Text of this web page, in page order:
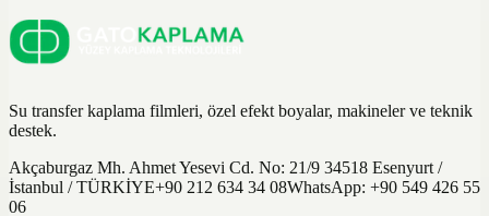
Su transfer kaplama filmleri, özel efekt boyalar, makineler ve teknik
destek.
Akçaburgaz Mh. Ahmet Yesevi Cd. No: 21/9 34518 Esenyurt /
İstanbul / TÜRKİYE+90 212 634 34 08WhatsApp: +90 549 426 55
06